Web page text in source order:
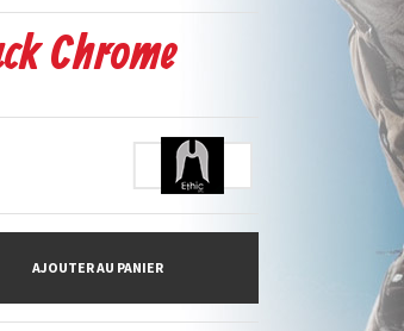
Chrome
AJOUTER AU PANIER